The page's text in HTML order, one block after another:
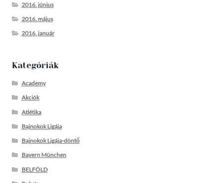
2016. június
2016. május
2016. január
Kategóriák
Academy
Akciók
Atlétika
Bajnokok Ligája
Bajnokok Ligája-döntő
Bayern München
BELFÖLD